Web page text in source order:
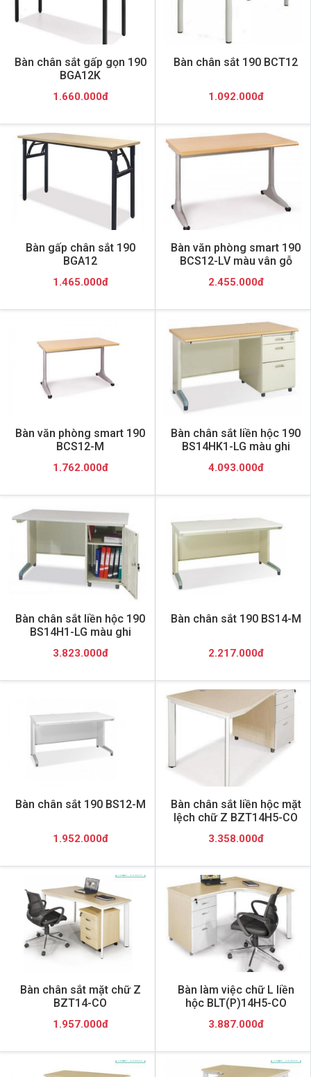
Bàn chân sắt gấp gọn 190
BGA12K
1.660.000đ
Bàn chân sắt 190 BCT12
1.092.000đ
Bàn gấp chân sắt 190
BGA12
1.465.000đ
Bàn văn phòng smart 190
BCS12-LV màu vân gỗ
2.455.000đ
Bàn văn phòng smart 190
BCS12-M
1.762.000đ
Bàn chân sắt liền hộc 190
BS14HK1-LG màu ghi
4.093.000đ
Bàn chân sắt liền hộc 190
BS14H1-LG màu ghi
3.823.000đ
Bàn chân sắt 190 BS14-M
2.217.000đ
Bàn chân sắt 190 BS12-M
1.952.000đ
Bàn chân sắt liền hộc mặt
lệch chữ Z BZT14H5-CO
3.358.000đ
Bàn chân sắt mặt chữ Z
BZT14-CO
1.957.000đ
Bàn làm việc chữ L liền
hộc BLT(P)14H5-CO
3.887.000đ